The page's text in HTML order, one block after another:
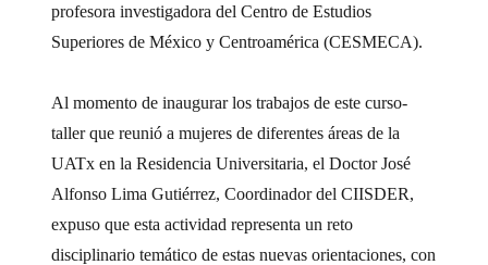
profesora investigadora del Centro de Estudios
Superiores de México y Centroamérica (CESMECA).
Al momento de inaugurar los trabajos de este curso-
taller que reunió a mujeres de diferentes áreas de la
UATx en la Residencia Universitaria, el Doctor José
Alfonso Lima Gutiérrez, Coordinador del CIISDER,
expuso que esta actividad representa un reto
disciplinario temático de estas nuevas orientaciones, con